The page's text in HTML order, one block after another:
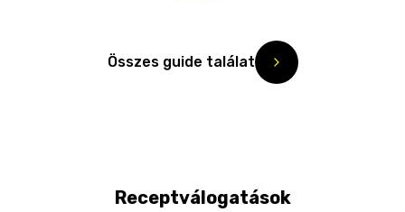
Összes guide találat
Receptválogatások